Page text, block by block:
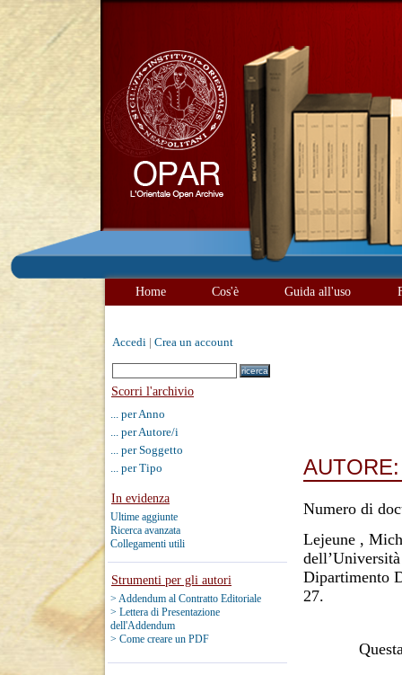
Home Cos'è Guida all'uso
Accedi Crea un account
Scorri l'archivio
... per Anno
... per Autore/i
... per Soggetto
... per Tipo
In evidenza
Ultime aggiunte
Ricerca avanzata
Collegamenti utili
Strumenti per gli autori
> Addendum al Contratto Editoriale
> Lettera di Presentazione
dell'Addendum
> Come creare un PDF
Numero di
Lejeune ,
Dipartimento
27.